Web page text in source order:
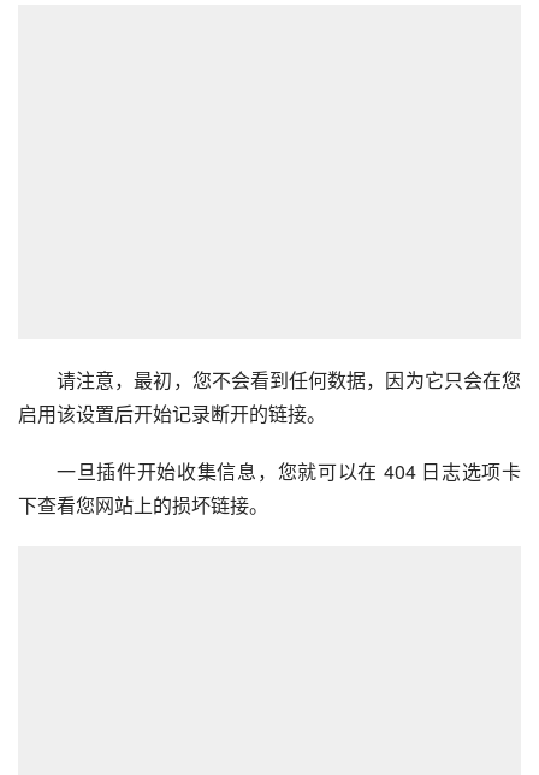
请注意，最初，您不会看到任何数据，因为它只会在您
启用该设置后开始记录断开的链接。
一旦插件开始收集信息，您就可以在 404 日志选项卡
下查看您网站上的损坏链接。